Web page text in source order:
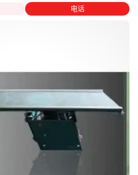
电话